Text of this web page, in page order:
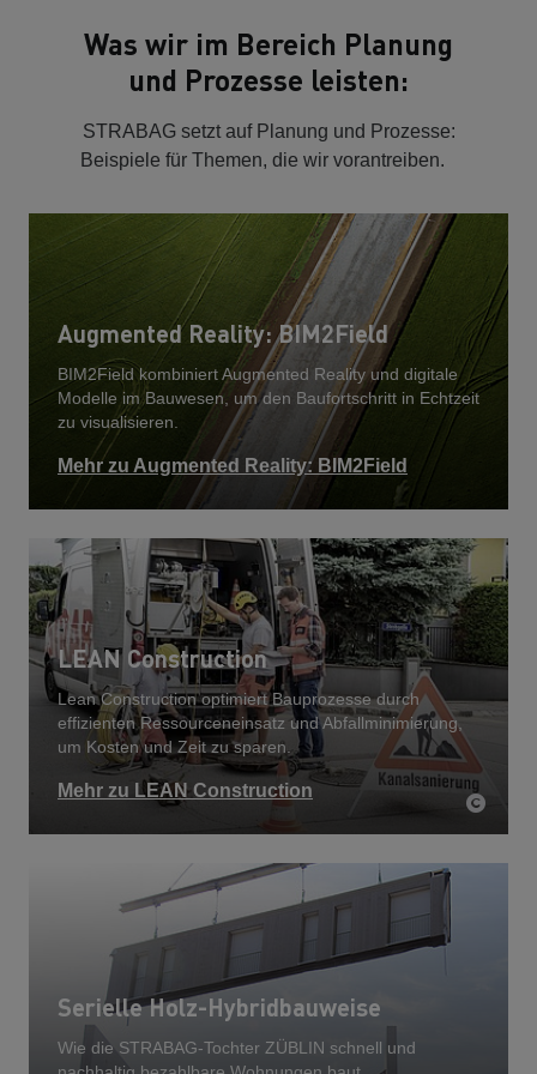
Was wir im Bereich Planung
und Prozesse leisten:
STRABAG setzt auf Planung und Prozesse:
Beispiele für Themen, die wir vorantreiben.
Augmented Reality: BIM2Field
BIM2Field kombiniert Augmented Reality und digitale
Modelle im Bauwesen, um den Baufortschritt in Echtzeit
zu visualisieren.
Mehr zu Augmented Reality: BIM2Field
LEAN Construction
Lean Construction optimiert Bauprozesse durch
effizienten Ressourceneinsatz und Abfallminimierung,
um Kosten und Zeit zu sparen.
Mehr zu LEAN Construction
Serielle Holz-Hybridbauweise
Wie die STRABAG-Tochter ZÜBLIN schnell und